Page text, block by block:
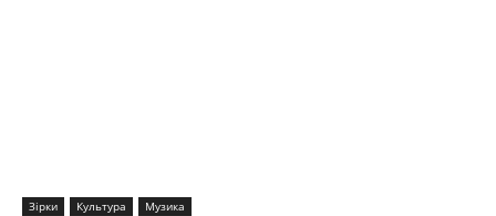
Зірки Культура Музика